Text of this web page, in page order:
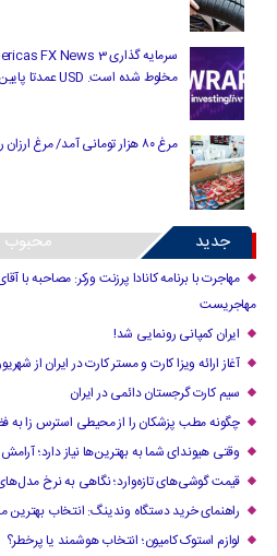
مخلوط شده است. USD عمدتا پایین.
مرغ ۸۰ هزار تومانی آمد/ مرغ ارزان را از کجا بخریم؟
جدید محبوب
مهاجرت با برنامه کانادا پرزنت ورکر: مصاحبه با
مهاجریست
ایران کمپانی رونمایی شد!
آغاز ارائه ویزا کارت و مستر کارت در ایران از شهریور
سیم کارت گرجستان دائمی در ایران
چگونه مطب پزشکان را از محیطی استرس زا به
وقتی هیوندای شما به بهترین‌ها نیاز دارد؛ آرامش
قیمت گوشی‌های تازه‌وارد؛ نگاهی به نرخ
راهنمای خرید دستگاه وندینگ: انتخاب بهترین
لوازم استوک کامیون؛ انتخاب هوشمند یا پرخطر؟